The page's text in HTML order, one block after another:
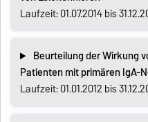
Laufzeit: 01.07.2014 bis
Beurteilung der Wirkung
Patienten mit primären IgA-
Laufzeit: 01.01.2012 bis